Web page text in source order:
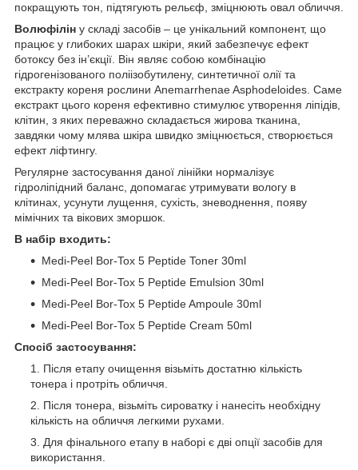
покращують тон, підтягують рельєф, зміцнюють овал обличчя.
Волюфілін у складі засобів – це унікальний компонент, що
працює у глибоких шарах шкіри, який забезпечує ефект
ботоксу без ін’єкції. Він являє собою комбінацію
гідрогенізованого поліізобутилену, синтетичної олії та
екстракту кореня рослини Anemarrhenae Asphodeloides. Саме
екстракт цього кореня ефективно стимулює утворення ліпідів,
клітин, з яких переважно складається жирова тканина,
завдяки чому млява шкіра швидко зміцнюється, створюється
ефект ліфтингу.
Регулярне застосування даної лінійки нормалізує
гідроліпідний баланс, допомагає утримувати вологу в
клітинах, усунути лущення, сухість, зневоднення, появу
мімічних та вікових зморшок.
В набір входить:
Medi-Peel Bor-Tox 5 Peptide Toner 30ml
Medi-Peel Bor-Tox 5 Peptide Emulsion 30ml
Medi-Peel Bor-Tox 5 Peptide Ampoule 30ml
Medi-Peel Bor-Tox 5 Peptide Cream 50ml
Спосіб застосування:
Після етапу очищення візьміть достатню кількість
тонера і протріть обличчя.
Після тонера, візьміть сироватку і нанесіть необхідну
кількість на обличчя легкими рухами.
Для фінального етапу в наборі є дві опції засобів для
використання.